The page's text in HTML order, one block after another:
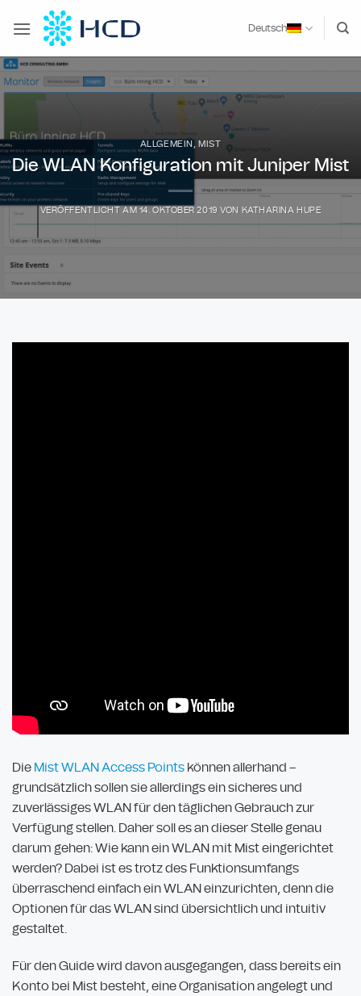
Inhalt
springen
Deutsch
ALLGEMEIN, MIST
Die WLAN Konfiguration mit Juniper Mist
VERÖFFENTLICHT AM 14. OKTOBER 2019 VON KATHARINA HUPE
DieMist WLAN Access Pointskönnen allerhand –
grundsätzlich sollen sie allerdings ein sicheres und
zuverlässiges WLAN für den täglichen Gebrauch zur
Verfügung stellen. Daher soll es an dieser Stelle genau
darum gehen: Wie kann ein WLAN mit Mist eingerichtet
werden? Dabei ist es trotz des Funktionsumfangs
überraschend einfach ein WLAN einzurichten, denn die
Optionen für das WLAN sind übersichtlich und intuitiv
gestaltet.
Für den Guide wird davon ausgegangen, dass bereits ein
Konto bei Mist besteht, eine Organisation angelegt und